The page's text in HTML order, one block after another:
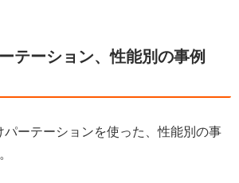
テーション、性能別の事例
パーテーションを使った、性能別の事